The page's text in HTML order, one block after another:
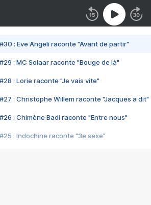
#30 : Eve Angeli raconte "Avant de partir"
#29 : MC Solaar raconte "Bouge de là"
#28 : Lorie raconte "Je vais vite"
#27 : Christophe Willem raconte "Jacques a dit"
#26 : Chimène Badi raconte "Entre nous"
#25 : Indochine raconte "3e sexe"